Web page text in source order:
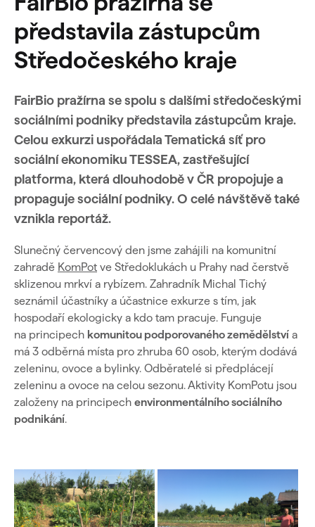
představila zástupcům
Středočeského kraje
FairBio pražírna se spolu s dalšími středočeskými
sociálními podniky představila zástupcům kraje.
Celou exkurzi uspořádala Tematická síť pro
sociální ekonomiku TESSEA, zastřešující
platforma, která dlouhodobě v ČR propojuje a
propaguje sociální podniky. O celé návštěvě také
vznikla reportáž.
Slunečný červencový den jsme zahájili na komunitní
zahradě KomPot ve Středoklukách u Prahy nad čerstvě
sklizenou mrkví a rybízem. Zahradník Michal Tichý
seznámil účastníky a účastnice exkurze s tím, jak
hospodaří ekologicky a kdo tam pracuje. Funguje
na principech komunitou podporovaného zemědělství a
má 3 odběrná místa pro zhruba 60 osob, kterým dodává
zeleninu, ovoce a bylinky. Odběratelé si předplácejí
zeleninu a ovoce na celou sezonu. Aktivity KomPotu jsou
založeny na principech environmentálního sociálního
podnikání.